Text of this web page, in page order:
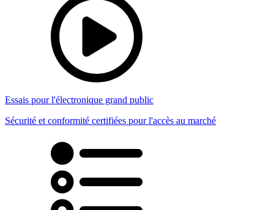
Essais pour l'électronique grand public
Sécurité et conformité certifiées pour l'accès au marché